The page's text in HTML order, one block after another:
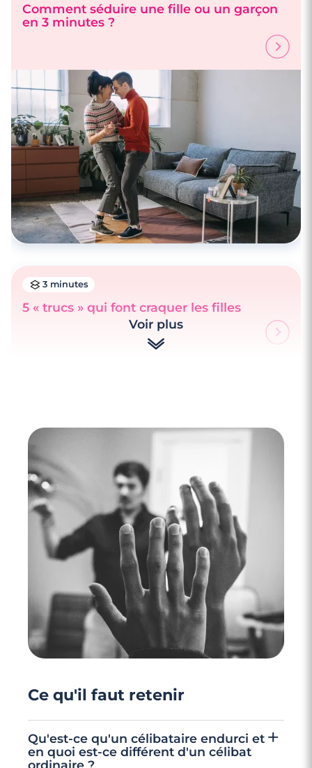
Comment séduire une fille ou un garçon
en 3 minutes ?
3 minutes
5 « trucs » qui font craquer les filles
Séduction : comment se rendre accessible
Voir plus
Ce qu'il faut retenir
Qu'est-ce qu'un célibataire endurci et
en quoi est-ce différent d'un célibat
ordinaire ?